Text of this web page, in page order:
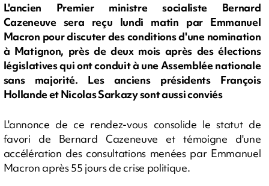
L'ancien Premier ministre socialiste Bernard
Cazeneuve sera reçu lundi matin par Emmanuel
Macron pour discuter des conditions d'une nomination
à Matignon, près de deux mois après des élections
législatives qui ont conduit à une Assemblée nationale
sans majorité. Les anciens présidents François
Hollande et Nicolas Sarkazy sont aussi conviés
L'annonce de ce rendez-vous consolide le statut de
favori de Bernard Cazeneuve et témoigne d'une
accélération des consultations menées par Emmanuel
Macron après 55 jours de crise politique.